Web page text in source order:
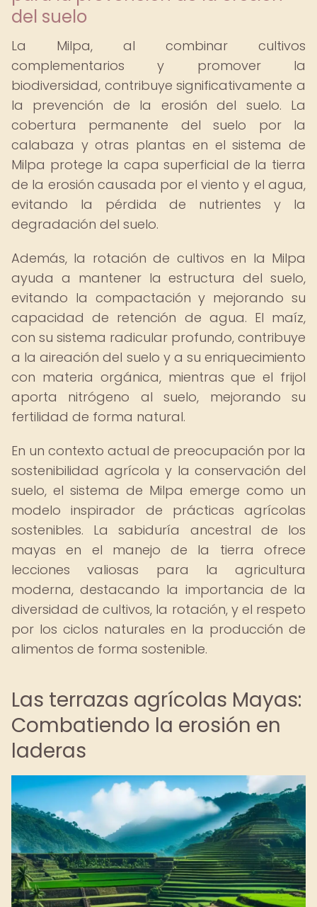
del suelo
La Milpa, al combinar cultivos
complementarios y promover la
biodiversidad, contribuye significativamente a
la prevención de la erosión del suelo. La
cobertura permanente del suelo por la
calabaza y otras plantas en el sistema de
Milpa protege la capa superficial de la tierra
de la erosión causada por el viento y el agua,
evitando la pérdida de nutrientes y la
degradación del suelo.
Además, la rotación de cultivos en la Milpa
ayuda a mantener la estructura del suelo,
evitando la compactación y mejorando su
capacidad de retención de agua. El maíz,
con su sistema radicular profundo, contribuye
a la aireación del suelo y a su enriquecimiento
con materia orgánica, mientras que el frijol
aporta nitrógeno al suelo, mejorando su
fertilidad de forma natural.
En un contexto actual de preocupación por la
sostenibilidad agrícola y la conservación del
suelo, el sistema de Milpa emerge como un
modelo inspirador de prácticas agrícolas
sostenibles. La sabiduría ancestral de los
mayas en el manejo de la tierra ofrece
lecciones valiosas para la agricultura
moderna, destacando la importancia de la
diversidad de cultivos, la rotación, y el respeto
por los ciclos naturales en la producción de
alimentos de forma sostenible.
Las terrazas agrícolas Mayas:
Combatiendo la erosión en
laderas